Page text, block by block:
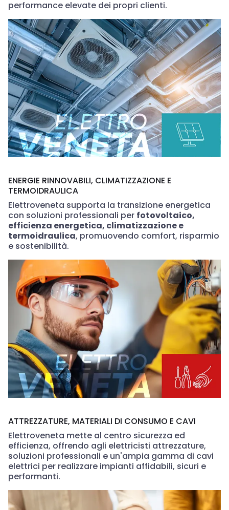
performance elevate dei propri clienti.
ENERGIE RINNOVABILI, CLIMATIZZAZIONE E
TERMOIDRAULICA
Elettroveneta supporta la transizione energetica
con soluzioni professionali per fotovoltaico,
efficienza energetica, climatizzazione e
termoidraulica, promuovendo comfort, risparmio
e sostenibilità.
ATTREZZATURE, MATERIALI DI CONSUMO E CAVI
Elettroveneta mette al centro sicurezza ed
efficienza, offrendo agli elettricisti attrezzature,
soluzioni professionali e un'ampia gamma di cavi
elettrici per realizzare impianti affidabili, sicuri e
performanti.